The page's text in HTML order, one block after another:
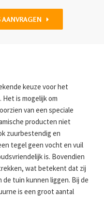
AANVRAGEN
keuze voor het
is mogelijk om
van een speciale
producten niet
zuurbestendig en
tegel geen vocht en vuil
is. Bovendien
wat betekent dat zij
tuin kunnen liggen. Bij de
is een groot aantal